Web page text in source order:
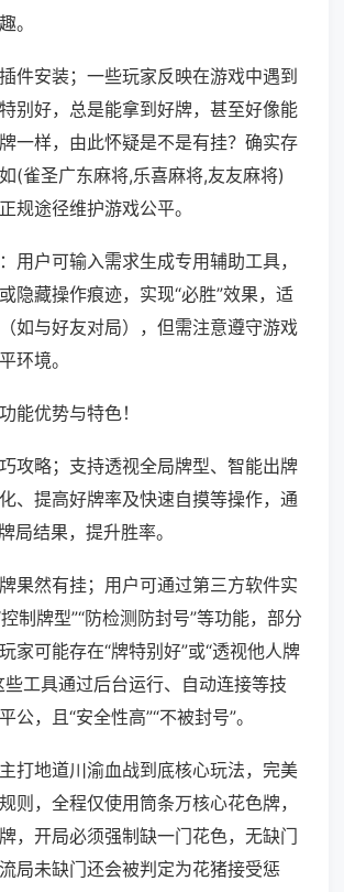
。
件安装；一些玩家反映在游戏中遇到
别好，总是能拿到好牌，甚至好像能
一样，由此怀疑是不是有挂？确实存
(雀圣广东麻将,乐喜麻将,友友麻将)
规途径维护游戏公平。
用户可输入需求生成专用辅助工具，
隐藏操作痕迹，实现“必胜”效果，适
如与好友对局），但需注意遵守游戏
环境。
能优势与特色！
攻略；支持透视全局牌型、智能出牌
、提高好牌率及快速自摸等操作，通
局结果，提升胜率。
果然有挂；用户可通过第三方软件实
制牌型”“防检测防封号”等功能，部分
家可能存在“牌特别好”或“透视他人牌
些工具通过后台运行、自动连接等技
公，且“安全性高”“不被封号”。
打地道川渝血战到底核心玩法，完美
则，全程仅使用筒条万核心花色牌，
，开局必须强制缺一门花色，无缺门
局未缺门还会被判定为花猪接受惩